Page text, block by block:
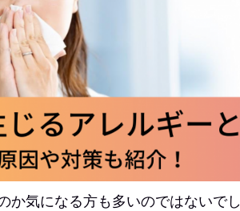
か気になる方も多いのではないで